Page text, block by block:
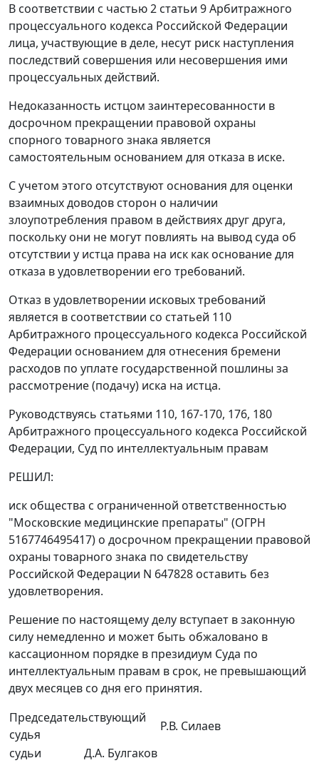
В соответствии с частью 2 статьи 9 Арбитражного
процессуального кодекса Российской Федерации
лица, участвующие в деле, несут риск наступления
последствий совершения или несовершения ими
процессуальных действий.
Недоказанность истцом заинтересованности в
досрочном прекращении правовой охраны
спорного товарного знака является
самостоятельным основанием для отказа в иске.
С учетом этого отсутствуют основания для оценки
взаимных доводов сторон о наличии
злоупотребления правом в действиях друг друга,
поскольку они не могут повлиять на вывод суда об
отсутствии у истца права на иск как основание для
отказа в удовлетворении его требований.
Отказ в удовлетворении исковых требований
является в соответствии со статьей 110
Арбитражного процессуального кодекса Российской
Федерации основанием для отнесения бремени
расходов по уплате государственной пошлины за
рассмотрение (подачу) иска на истца.
Руководствуясь статьями 110, 167-170, 176, 180
Арбитражного процессуального кодекса Российской
Федерации, Суд по интеллектуальным правам
РЕШИЛ:
иск общества с ограниченной ответственностью
"Московские медицинские препараты" (ОГРН
5167746495417) о досрочном прекращении правовой
охраны товарного знака по свидетельству
Российской Федерации N 647828 оставить без
удовлетворения.
Решение по настоящему делу вступает в законную
силу немедленно и может быть обжаловано в
кассационном порядке в президиум Суда по
интеллектуальным правам в срок, не превышающий
двух месяцев со дня его принятия.
Председательствующий
судья
Р.В. Силаев
судьи
Д.А. Булгаков